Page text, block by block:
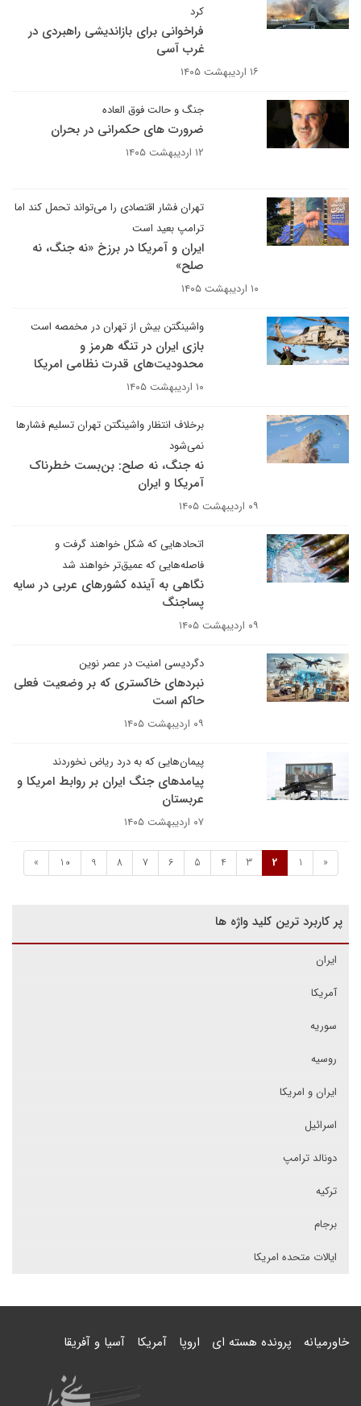
کرد
فراخوانی برای بازاندیشی راهبردی در
غرب آسی
۱۶ اردیبهشت ۱۴۰۵
جنگ و حالت فوق العاده
ضرورت های حکمرانی در بحران
۱۲ اردیبهشت ۱۴۰۵
تهران فشار اقتصادی را می‌تواند تحمل کند اما
ترامپ بعید است
ایران و آمریکا در برزخ «نه جنگ، نه
صلح»
۱۰ اردیبهشت ۱۴۰۵
واشینگتن بیش از تهران در مخمصه است
بازی ایران در تنگه هرمز و
محدودیت‌های قدرت نظامی امریکا
۱۰ اردیبهشت ۱۴۰۵
برخلاف انتظار واشینگتن تهران تسلیم فشارها
نمی‌شود
نه جنگ، نه صلح: بن‌بست خطرناک
آمریکا و ایران
۰۹ اردیبهشت ۱۴۰۵
اتحادهایی که شکل خواهند گرفت و
فاصله‌هایی که عمیق‌تر خواهند شد
نگاهی به آینده کشورهای عربی در سایه
پساجنگ
۰۹ اردیبهشت ۱۴۰۵
دگردیسی امنیت در عصر نوین
نبردهای خاکستری که بر وضعیت فعلی
حاکم است
۰۹ اردیبهشت ۱۴۰۵
پیمان‌هایی که به درد ریاض نخوردند
پیامدهای جنگ ایران بر روابط امریکا و
عربستان
۰۷ اردیبهشت ۱۴۰۵
«
1
2
3
4
5
6
7
8
9
10
»
پر کاربرد ترین کلید واژه ها
ایران
آمریکا
سوریه
روسیه
ایران و امریکا
اسرائیل
دونالد ترامپ
ترکیه
برجام
ایالات متحده امریکا
خاورمیانه پرونده هسته ای اروپا آمریکا آسیا و آفریقا